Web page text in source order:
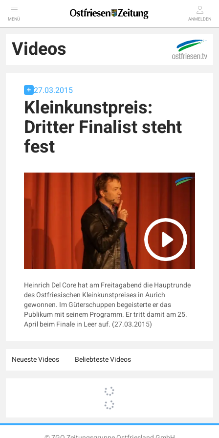
MENÜ ANMELDEN
Videos
27.03.2015
Kleinkunstpreis:
Dritter Finalist steht
fest
Heinrich Del Core hat am Freitagabend die Hauptrunde
des Ostfriesischen Kleinkunstpreises in Aurich
gewonnen. Im Güterschuppen begeisterte er das
Publikum mit seinem Programm. Er tritt damit am 25.
April beim Finale in Leer auf. (27.03.2015)
Neueste Videos Beliebteste Videos